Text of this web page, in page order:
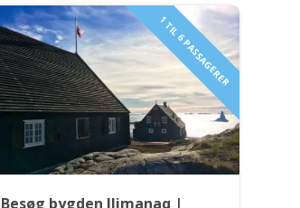
1 TIL 6 PASSAGERER
Besøg bygden Ilimanaq |